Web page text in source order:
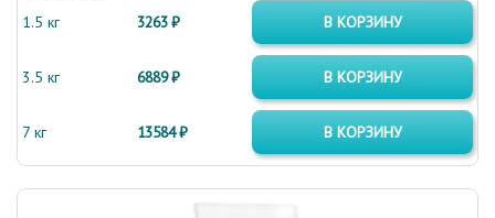
1.5 кг
3263 ₽ В КОРЗИНУ
3.5 кг 6889 ₽ В КОРЗИНУ
7 кг 13584 ₽ В КОРЗИНУ